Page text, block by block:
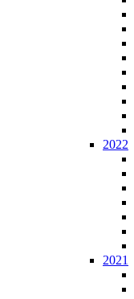
2022
2021